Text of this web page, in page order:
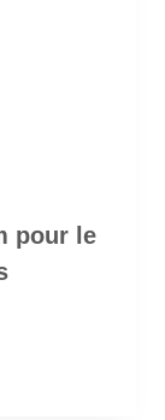
pour le